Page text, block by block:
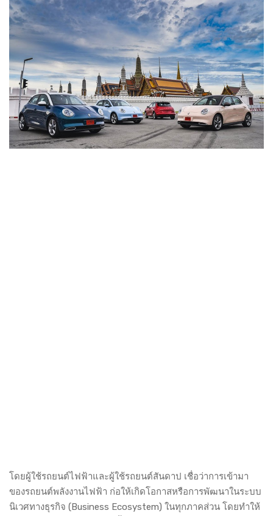
โดยผู้ใช้รถยนต์ไฟฟ้าและผู้ใช้รถยนต์สันดาป เชื่อว่าการเข้ามา
ของรถยนต์พลังงานไฟฟ้า ก่อให้เกิดโอกาสหรือการพัฒนาในระบบ
นิเวศทางธุรกิจ (Business Ecosystem) ในทุกภาคส่วน โดยทำให้